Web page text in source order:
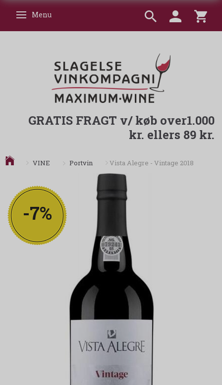
Skifte navigation
Menu
GRATIS FRAGT v/ køb over1.000
kr. ellers 89 kr.
VINE Portvin Vista Alegre - Vintage 2018
-7%